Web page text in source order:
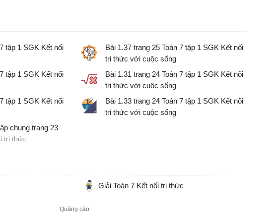
tập 1 SGK Kết nối
Bài 1.37 trang 25 Toán 7 tập 1 SGK Kết nối
tri thức với cuộc sống
Giải Toán 7 Kết nối tri thức
tập 1 SGK Kết nối
Bài 1.31 trang 24 Toán 7 tập 1 SGK Kết nối
tri thức với cuộc sống
Giải Toán 7 sách Kết nối tri thức
tập 1 SGK Kết nối
tri thức
Bài 1.33 trang 24 Toán 7 tập 1 SGK Kết nối
tri thức với cuộc sống
chung trang 23
tri thức
Giải Toán 7 Kết nối tri thức